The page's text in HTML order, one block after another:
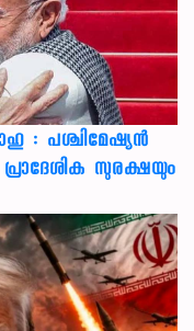
: പശ്ചിമേഷ്യൻ
സുരക്ഷയും